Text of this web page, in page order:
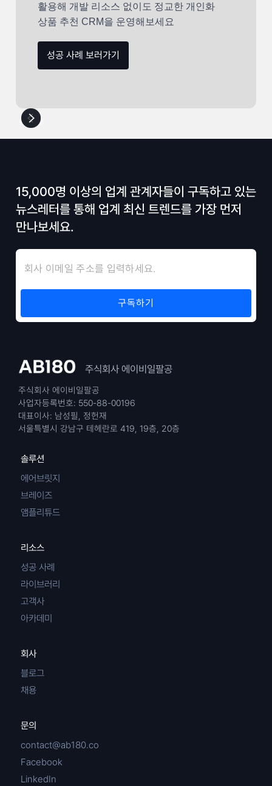
활용해 개발 리소스 없이도 정교한 개인화
상품 추천 CRM을 운영해보세요
성공 사례 보러가기
15,000명 이상의 업계 관계자들이 구독하고 있는
뉴스레터를 통해 업계 최신 트렌드를 가장 먼저
만나보세요.
주식회사 에이비일팔공
주식회사 에이비일팔공
사업자등록번호: 550-88-00196
대표이사: 남성필, 정헌재
서울특별시 강남구 테헤란로 419, 19층, 20층
솔루션
에어브릿지
브레이즈
앰플리튜드
리소스
성공 사례
라이브러리
고객사
아카데미
회사
블로그
채용
문의
contact@ab180.co
Facebook
LinkedIn